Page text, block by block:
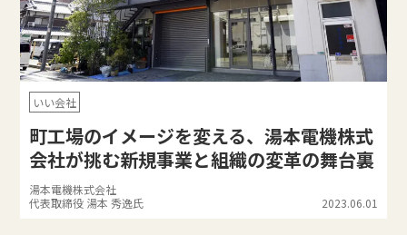
いい会社
町工場のイメージを変える、湯本電機株式
会社が挑む新規事業と組織の変革の舞台裏
湯本電機株式会社
代表取締役 湯本 秀逸氏
2023.06.01